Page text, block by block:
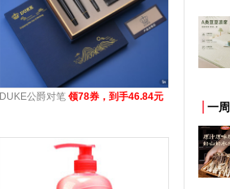
DUKE公爵对笔 领78券，到手46.84元
一